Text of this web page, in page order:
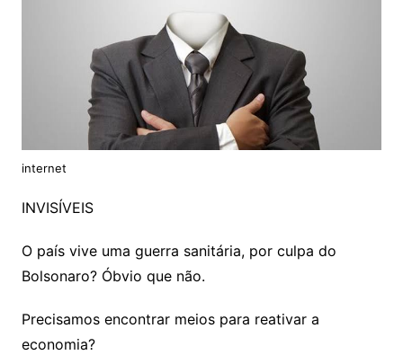
internet
INVISÍVEIS
O país vive uma guerra sanitária, por culpa do
Bolsonaro? Óbvio que não.
Precisamos encontrar meios para reativar a
economia?